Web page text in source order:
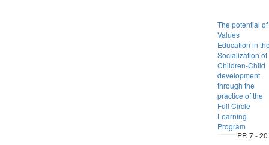
The potential of
Values
Education in
Socialization of
Children-Child
development
through the
practice of the
Full Circle
Learning
Program
PP. 7 - 20